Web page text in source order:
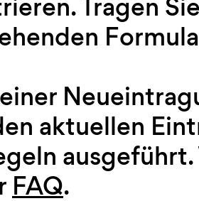
Tragen
aktuellen
FAQ.